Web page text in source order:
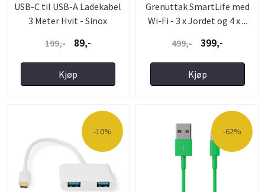
USB-C til USB-A Ladekabel
3 Meter Hvit - Sinox
199,-
89,-
Kjøp
Grenuttak SmartLife med
Wi-Fi - 3 x Jordet og 4 x ...
499,-
399,-
Kjøp
-10% -62%